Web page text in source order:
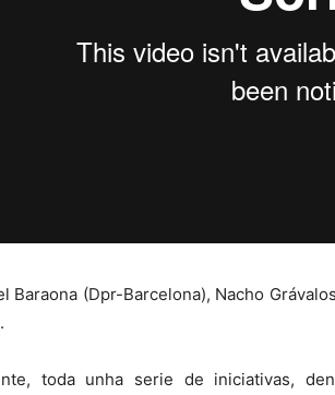
Baraona (Dpr-Barcelona), Nacho
toda unha serie de iniciativas,